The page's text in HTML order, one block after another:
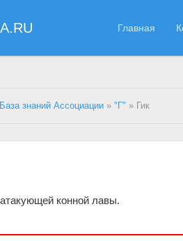
Главная
База знаний Ассоциации »"Г" » Гик
конной лавы.